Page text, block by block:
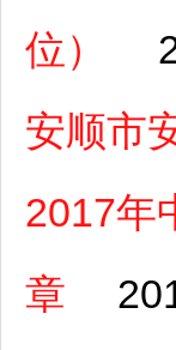
位）
安顺市
2017年
章